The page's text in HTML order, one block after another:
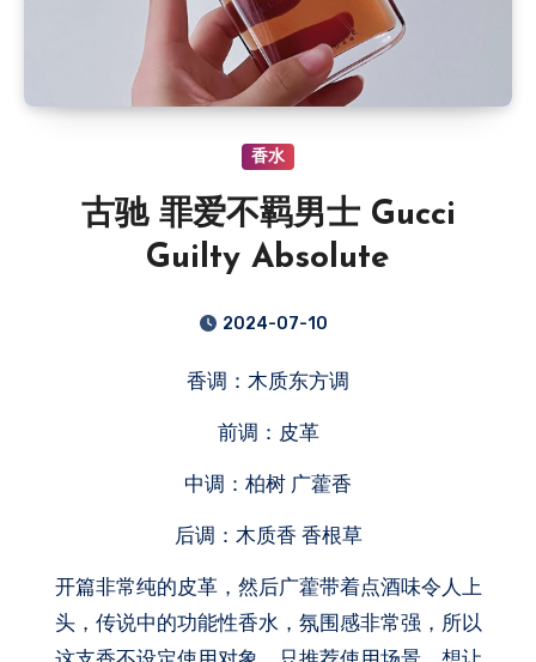
香水
古驰 罪爱不羁男士 Gucci
Guilty Absolute
2024-07-10
香调：木质东方调
前调：皮革
中调：柏树 广藿香
后调：木质香 香根草
开篇非常纯的皮革，然后广藿带着点酒味令人上
头，传说中的功能性香水，氛围感非常强，所以